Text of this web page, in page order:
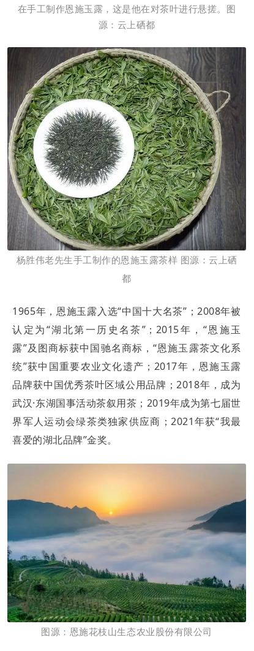
在手工制作恩施玉露，这是他在对茶叶进行悬搓。图
源：云上硒都
杨胜伟老先生手工制作的恩施玉露茶样 图源：云上硒
都
1965年，恩施玉露入选“中国十大名茶”；2008年被
认定为“湖北第一历史名茶”；2015年，“恩施玉
露”及图商标获中国驰名商标，“恩施玉露茶文化系
统”获中国重要农业文化遗产；2017年，恩施玉露
品牌获中国优秀茶叶区域公用品牌；2018年，成为
武汉·东湖国事活动茶叙用茶；2019年成为第七届世
界军人运动会绿茶类独家供应商；2021年获“我最
喜爱的湖北品牌”金奖。
图源：恩施花枝山生态农业股份有限公司